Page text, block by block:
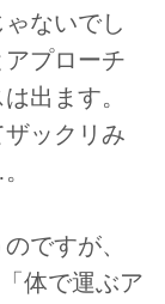
ないでし
プローチ
出ます。
ックリみ
ですが、
体で運ぶア